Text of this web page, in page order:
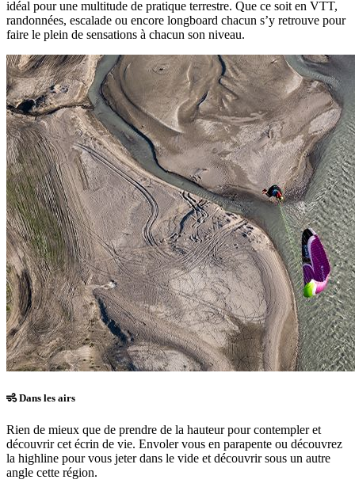
idéal pour une multitude de pratique terrestre. Que ce soit en VTT,
randonnées, escalade ou encore longboard chacun s’y retrouve pour
faire le plein de sensations à chacun son niveau.
Dans les airs
Rien de mieux que de prendre de la hauteur pour contempler et
découvrir cet écrin de vie. Envoler vous en parapente ou découvrez
la highline pour vous jeter dans le vide et découvrir sous un autre
angle cette région.